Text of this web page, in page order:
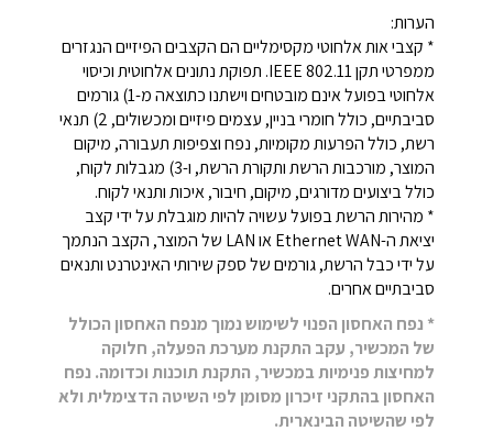
הערות:
* קצבי אות אלחוטי מקסימליים הם הקצבים הפיזיים הנגזרים
ממפרטי תקן IEEE 802.11. תפוקת נתונים אלחוטית וכיסוי
אלחוטי בפועל אינם מובטחים וישתנו כתוצאה מ-1) גורמים
סביבתיים, כולל חומרי בניין, עצמים פיזיים ומכשולים, 2) תנאי
רשת, כולל הפרעות מקומיות, נפח וצפיפות תעבורה, מיקום
המוצר, מורכבות הרשת ותקורת הרשת, ו-3) מגבלות לקוח,
כולל ביצועים מדורגים, מיקום, חיבור, איכות ותנאי לקוח.
* מהירות הרשת בפועל עשויה להיות מוגבלת על ידי קצב
יציאת ה-Ethernet WAN או LAN של המוצר, הקצב הנתמך
על ידי כבל הרשת, גורמים של ספק שירותי האינטרנט ותנאים
סביבתיים אחרים.
* נפח האחסון הפנוי לשימוש נמוך מנפח האחסון הכולל
של המכשיר, עקב התקנת מערכת הפעלה, חלוקה
למחיצות פנימיות במכשיר, התקנת תוכנות וכדומה. נפח
האחסון בהתקני זיכרון מסומן לפי השיטה הדצימלית ולא
לפי שהשיטה הבינארית.